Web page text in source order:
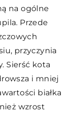
na ogólne
Przede
przyczynia
Sierść kota
i mniej
białka
wzrost